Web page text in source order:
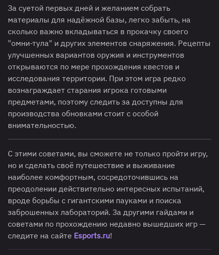
За суетой первых дней и желанием собрать
материалы для надёжной базы, легко забыть, на
сколько важно вкладываться в прокачку своего
"омни-тула" и других элементов снаряжения. Рецепты
улучшенных вариантов оружия и инструментов
открываются по мере прохождения квестов и
исследования территории. При этом игра редко
вознаграждает старания игрока готовыми
предметами, поэтому следить за доступны для
производства обновками стоит с особой
внимательностью.
С этими советами, вы сможете не только пройти игру,
но и сделать своё путешествие и выживание
наиболее комфортным, сосредоточившись на
преодолении действительно интересных испытаний,
вроде борьбы с гигантскими пауками и поиска
заброшенных лабораторий. За другими гайдами и
советами по прохождению недавно вышедших игр —
следите на сайте Esports.ru!